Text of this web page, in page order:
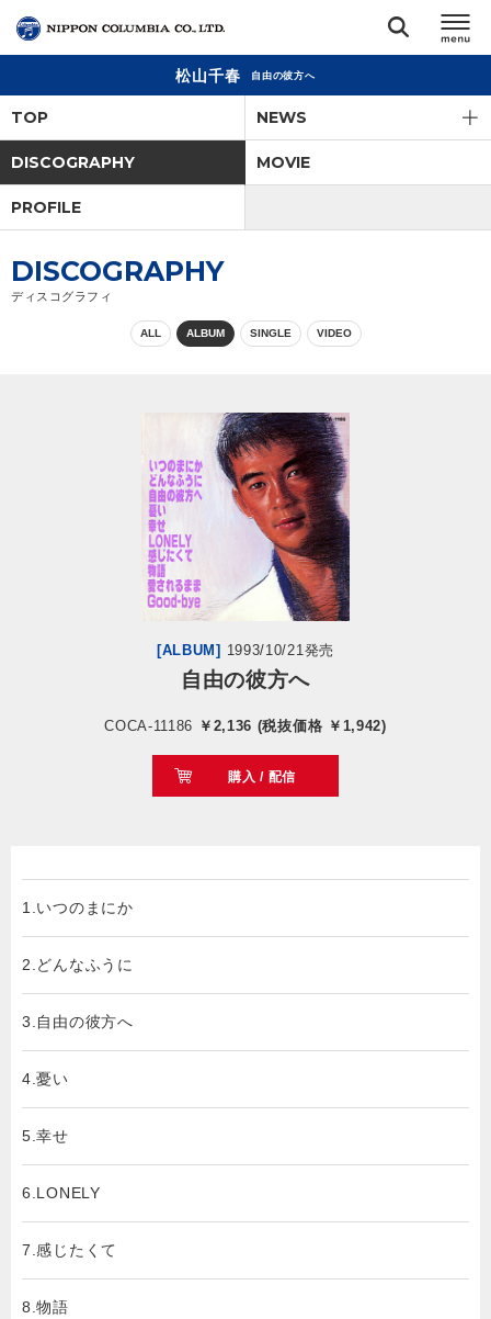
閉じる
アーティスト
ジャンル
閉じる
松山千春 自由の彼方へ
TOP NEWS
DISCOGRAPHY MOVIE
PROFILE
DISCOGRAPHY
ディスコグラフィ
ALL ALBUM SINGLE VIDEO
[ALBUM] 1993/10/21発売
自由の彼方へ
COCA-11186 ￥2,136 (税抜価格 ￥1,942)
購入 / 配信
1.いつのまにか
2.どんなふうに
3.自由の彼方へ
4.憂い
5.幸せ
6.LONELY
7.感じたくて
8.物語